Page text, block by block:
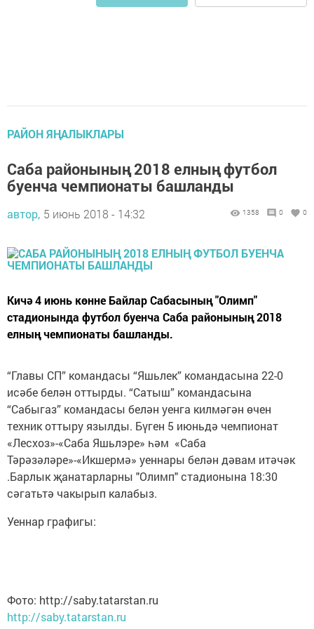
РАЙОН ЯҢАЛЫКЛАРЫ
Саба районының 2018 елның футбол
буенча чемпионаты башланды
автор, 5 июнь 2018 - 14:32 1358 0 0
Кичә 4 июнь көнне Байлар Сабасының "Олимп"
стадионында футбол буенча Саба районының 2018
елның чемпионаты башланды.
“Главы СП” командасы “Яшьлек” командасына 22-0
исәбе белән оттырды. “Сатыш” командасына
“Сабыгаз” командасы белән уенга килмәгән өчен
техник оттыру язылды. Бүген 5 июньдә чемпионат
«Лесхоз»-«Саба Яшьлэре» һәм «Саба
Тәрәзәләре»-«Икшермә» уеннары белән дәвам итәчәк
.Барлык җанатарларны "Олимп" стадионына 18:30
сәгатьтә чакырып калабыз.
Уеннар графигы:
Фото: http://saby.tatarstan.ru
http://saby.tatarstan.ru